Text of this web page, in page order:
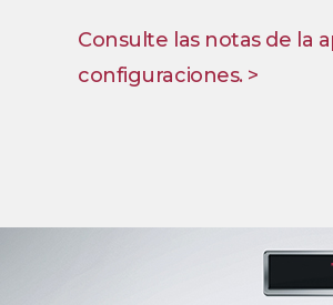
Consulte las notas de la
configuraciones. >